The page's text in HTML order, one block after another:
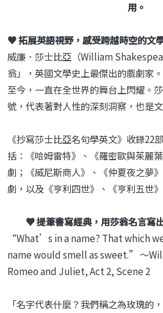
用。
♥ 拓展英語視野，感受跨越時空的文
威廉．莎士比亞（William
翁」，英國文學史上最傑出的戲劇家
至今，一直在全世界的舞台上閃耀。
號，代表著對人性的深刻洞察，也是
《抄寫莎士比亞名句學英文》收錄22
括：《哈姆雷特》、《羅密歐與茱麗
劇；《威尼斯商人》、《仲夏夜之夢
劇，以及《亨利四世》、《亨利五世
♥ 提筆書寫經典，用莎翁名言寫
“What’s in a name? That which
name would smell as sweet.” 〜
Romeo and Juliet, Act 2, Scene 2
「名字代表什麼？我們稱之為玫瑰的